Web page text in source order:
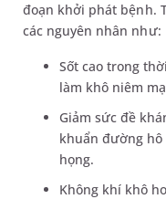
đoạn khởi phát bệnh.
các nguyên nhân như:
Sốt cao trong
làm khô niêm
Giảm sức đề
khuẩn đường
họng.
Không khí khô